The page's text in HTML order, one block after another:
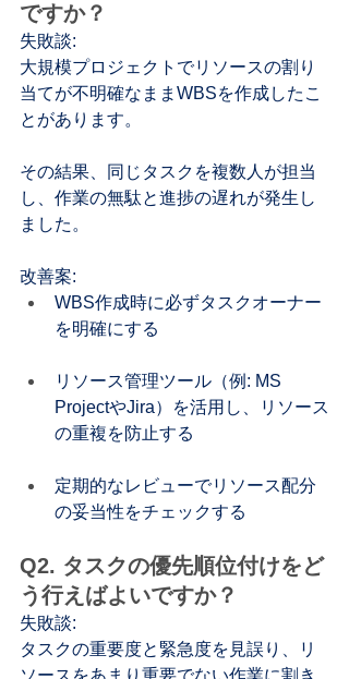
ですか？
失敗談:
大規模プロジェクトでリソースの割り
当てが不明確なままWBSを作成したこ
とがあります。
その結果、同じタスクを複数人が担当
し、作業の無駄と進捗の遅れが発生し
ました。
改善案:
WBS作成時に必ずタスクオーナー
を明確にする
リソース管理ツール（例: MS
ProjectやJira）を活用し、リソース
の重複を防止する
定期的なレビューでリソース配分
の妥当性をチェックする
Q2. タスクの優先順位付けをど
う行えばよいですか？
失敗談:
タスクの重要度と緊急度を見誤り、リ